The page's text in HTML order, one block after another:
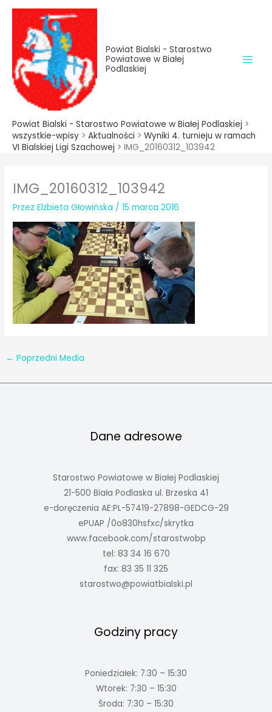
treści
Przejdź
treści
Powiat Bialski - Starostwo
Powiatowe w Białej
Podlaskiej
Powiat Bialski - Starostwo Powiatowe w Białej Podlaskiej >
wszystkie-wpisy > Aktualności > Wyniki 4. turnieju w ramach
VI Bialskiej Ligi Szachowej > IMG_20160312_103942
IMG_20160312_103942
PrzezElżbieta Głowińska /15 marca 2016
← Poprzedni Media
Dane adresowe
Starostwo Powiatowe w Białej Podlaskiej
21-500 Biała Podlaska ul. Brzeska 41
e-doręczenia AE:PL-57419-27898-GEDCG-29
ePUAP /0o830hsfxc/skrytka
www.facebook.com/starostwobp
tel: 83 34 16 670
fax: 83 35 11 325
starostwo@powiatbialski.pl
Godziny pracy
Poniedziałek: 7:30 – 15:30
Wtorek: 7:30 – 15:30
Środa: 7:30 – 15:30